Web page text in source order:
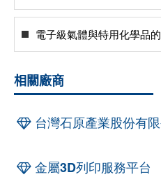
電子級氣體與特用化學品
相關廠商
台灣石原產業股份有
金屬3D列印服務平台